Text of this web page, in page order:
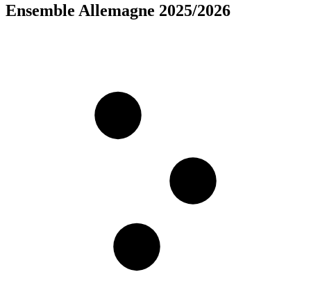
Ensemble Allemagne 2025/2026